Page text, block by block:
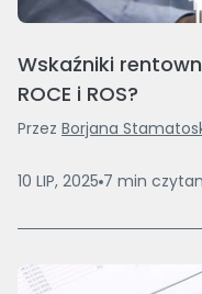
Wskaźniki
ROCE i ROS?
Przez Borjana
10 LIP, 2025 7 min